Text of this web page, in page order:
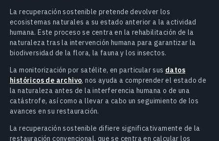
La recuperación sostenible pretende devolver los
ecosistemas naturales a su estado anterior a la actividad
humana. Este proceso se centra en la rehabilitación de la
naturaleza tras la intervención humana para garantizar la
biodiversidad de la flora, la fauna y los insectos.
La monitorización por satélite, en particular sus datos
históricos de archivo, nos ayuda a comprender el estado de
la naturaleza antes de la interferencia humana o de una
catástrofe, así como a llevar a cabo un seguimiento de los
avances en su restauración.
La recuperación sostenible difiere significativamente de la
restauración convencional, que se centra en calcular los